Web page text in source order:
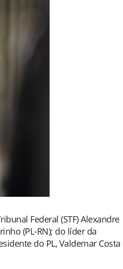
Federal (STF) Alexandre
(PL-RN); do líder da
do PL, Valdemar Costa